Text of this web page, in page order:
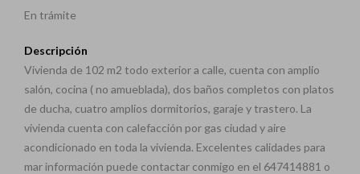
En trámite
Descripción
Vivienda de 102 m2 todo exterior a calle, cuenta con amplio
salón, cocina ( no amueblada), dos baños completos con platos
de ducha, cuatro amplios dormitorios, garaje y trastero. La
vivienda cuenta con calefacción por gas ciudad y aire
acondicionado en toda la vivienda. Excelentes calidades para
mar información puede contactar conmigo en el 647414881 o